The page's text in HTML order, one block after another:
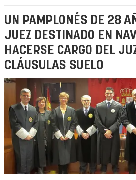
UN PAMPLONÉS DE 28
JUEZ DESTINADO EN
HACERSE CARGO DEL
CLÁUSULAS SUELO